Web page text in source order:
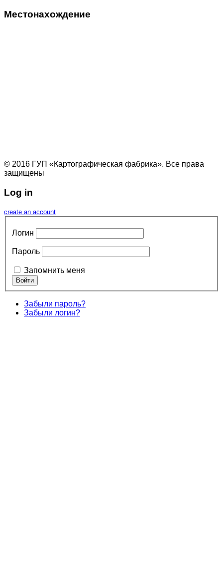
Местонахождение
© 2016 ГУП «Картографическая фабрика». Все права
защищены
Log in
create an account
Логин
Пароль
Запомнить меня
Забыли пароль?
Забыли логин?